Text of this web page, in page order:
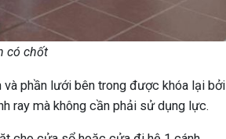
có chốt
phần lưới bên trong được khóa lại bởi
ray mà không cần phải sử dụng lực.